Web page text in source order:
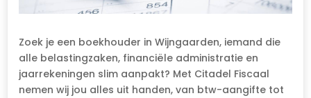
Zoek je een boekhouder in Wijngaarden, iemand die
alle belastingzaken, financiële administratie en
jaarrekeningen slim aanpakt? Met Citadel Fiscaal
nemen wij jou alles uit handen, van btw-aangifte tot